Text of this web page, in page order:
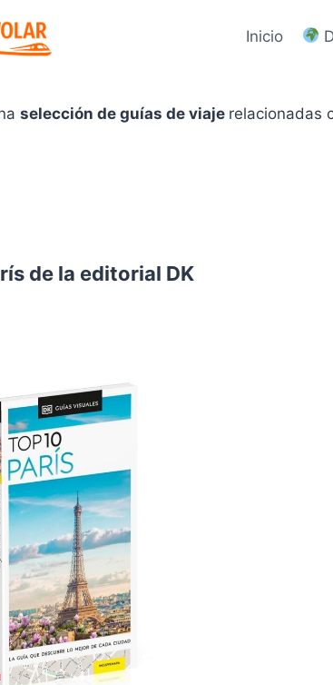
Inicio
selección de guías de viaje relacionadas
de la editorial DK